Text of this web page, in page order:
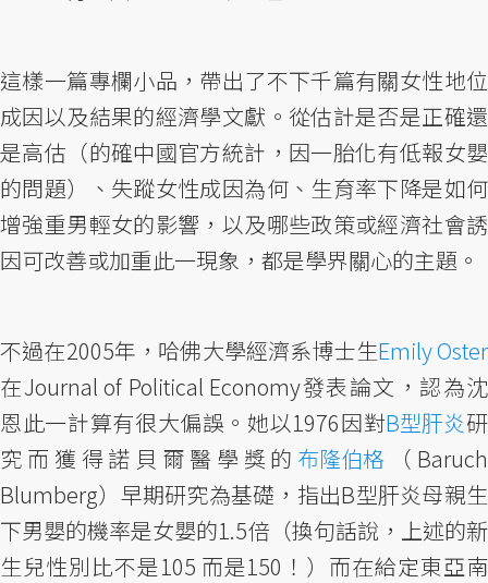
這樣一篇專欄小品，帶出了不下千篇有關女性地位
成因以及結果的經濟學文獻。從估計是否是正確還
是高估（的確中國官方統計，因一胎化有低報女嬰
的問題）、失蹤女性成因為何、生育率下降是如何
增強重男輕女的影響，以及哪些政策或經濟社會誘
因可改善或加重此一現象，都是學界關心的主題。
不過在2005年，哈佛大學經濟系博士生Emily Oster
在Journal of Political Economy發表論文，認為沈
恩此一計算有很大偏誤。她以1976因對B型肝炎研
究而獲得諾貝爾醫學獎的 布隆伯格 （Baruch
Blumberg）早期研究為基礎，指出B型肝炎母親生
下男嬰的機率是女嬰的1.5倍（換句話說，上述的新
生兒性別比不是105 而是150！）而在給定東亞南